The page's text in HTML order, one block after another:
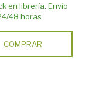
en librería. Envío
48 horas
COMPRAR